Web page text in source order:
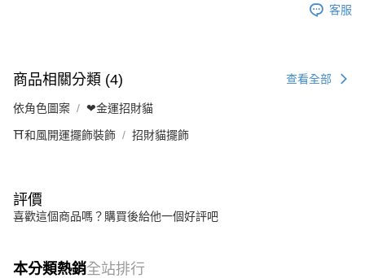
客服
商品相關分類 (4) 查看全部
依角色圖案 ❤金運招財貓
⛩️和風開運擺飾裝飾 招財貓擺飾
評價
喜歡這個商品嗎？購買後給他一個好評吧
本分類熱銷全站排行